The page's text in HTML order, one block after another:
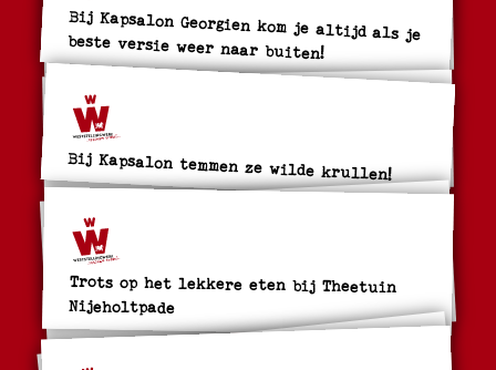
Bij Kapsalon Georgien kom je altijd als je
beste versie weer naar buiten!
Bij Kapsalon temmen ze wilde krullen!
Trots op het lekkere eten bij Theetuin
Nijeholtpade